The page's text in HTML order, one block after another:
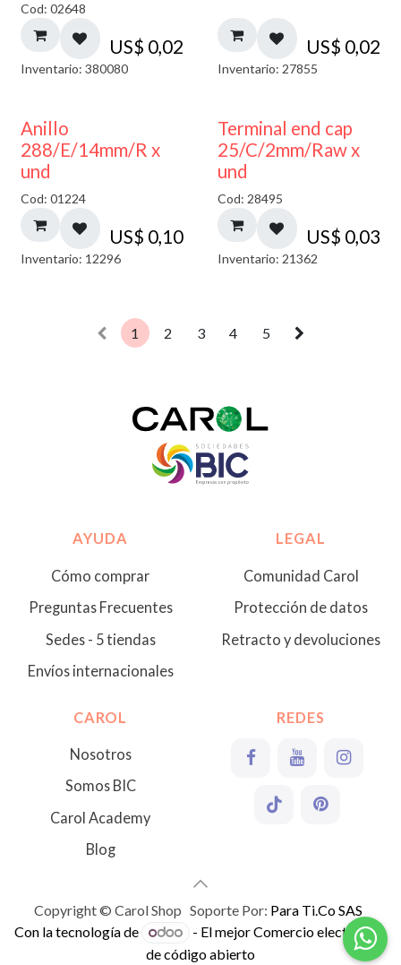
Cod: 02648
US$ 0,02
Inventario: 380080
US$ 0,02
Inventario: 27855
Anillo
288/E/14mm/R x
und
Cod: 01224
US$ 0,10
Inventario: 12296
Terminal end cap
25/C/2mm/Raw x
und
Cod: 28495
US$ 0,03
Inventario: 21362
1 2 3 4 5
AYUDA
Cómo comprar
Preguntas Frecuentes
Sedes - 5 tiendas
Envíos internacionales
LEGAL
Comunidad Carol
Protección de datos
Retracto y devoluciones
CAROL
Nosotros
Somos BIC
Carol Academy
Blog
REDES
Copyright © Carol Shop Soporte Por: Para Ti.Co SAS
Con la tecnología de
- El mejorComercio electrónico
de código abierto